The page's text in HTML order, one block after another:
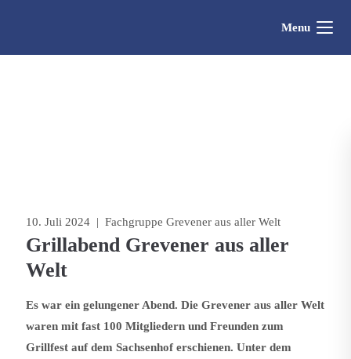
Menu
10. Juli 2024 | Fachgruppe Grevener aus aller Welt
Grillabend Grevener aus aller
Welt
Es war ein gelungener Abend. Die Grevener aus aller Welt
waren mit fast 100 Mitgliedern und Freunden zum
Grillfest auf dem Sachsenhof erschienen. Unter dem